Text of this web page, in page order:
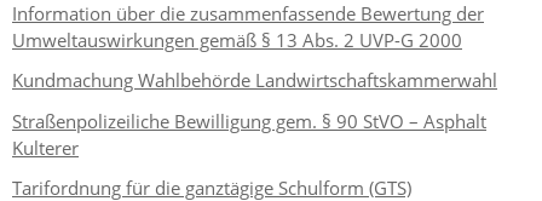
Information über die zusammenfassende Bewertung der
Umweltauswirkungen gemäß § 13 Abs. 2 UVP-G 2000
Kundmachung Wahlbehörde Landwirtschaftskammerwahl
Straßenpolizeiliche Bewilligung gem. § 90 StVO – Asphalt
Kulterer
Tarifordnung für die ganztägige Schulform (GTS)